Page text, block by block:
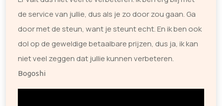
de service van jullie, dus als je zo door zou gaan. Ga
door met de steun, want je steunt echt. En ik ben ook
dol op de geweldige betaalbare prijzen, dus ja, ik kan
niet veel zeggen dat jullie kunnen verbeteren.
Bogoshi